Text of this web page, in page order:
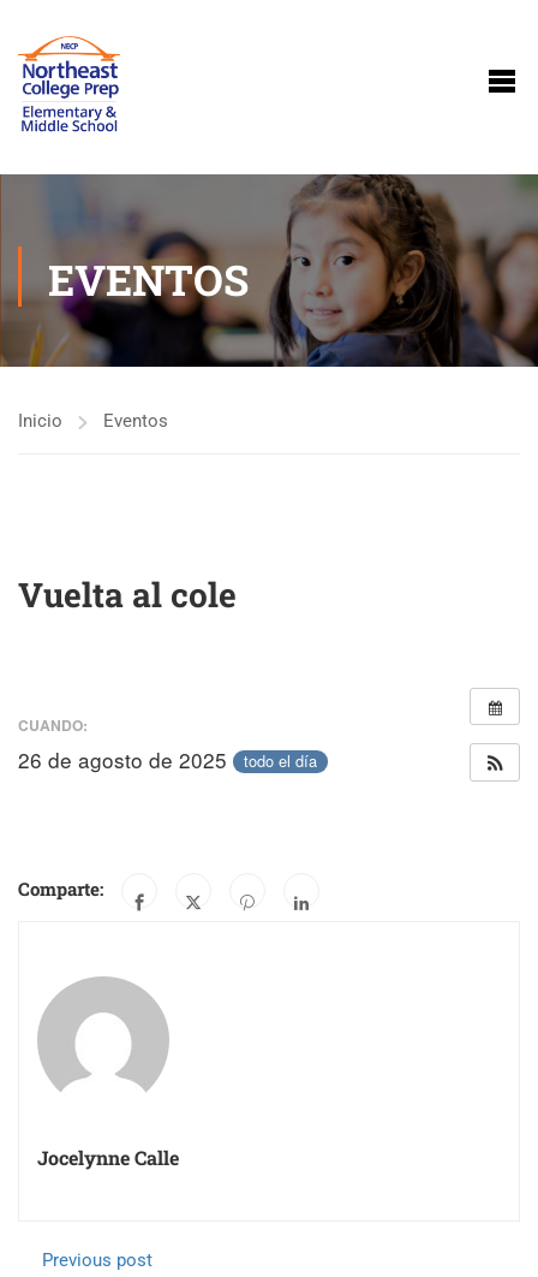
EVENTOS
Inicio Eventos
Vuelta al cole
CUANDO:
26 de agosto de 2025 todo el día
Comparte:
Jocelynne Calle
Previous post